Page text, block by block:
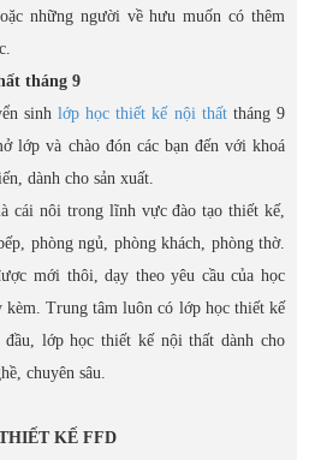
những người về hưu muốn có thêm
tháng 9
sinh lớp học thiết kế nội thấttháng 9
lớp và chào đón các bạn đến với khoá
dành cho sản xuất.
cái nôi trong lĩnh vực đào tạo thiết kế,
phòng ngủ, phòng khách, phòng thờ.
mới thôi, dạy theo yêu cầu của học
kèm. Trung tâm luôn có lớp học thiết kế
lớp học thiết kế nội thất dành cho
chuyên sâu.
KẾ FFD